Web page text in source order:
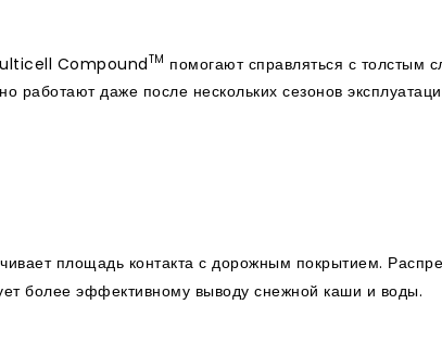
CompoundTM помогают справляться с толстым
даже после нескольких сезонов
площадь контакта с дорожным покрытием.
более эффективному выводу снежной каши и воды.